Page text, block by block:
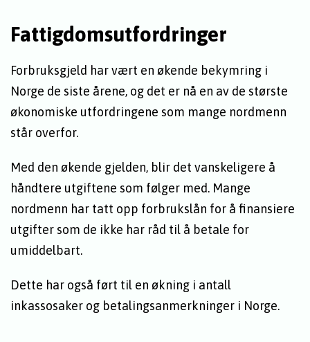
Fattigdomsutfordringer
Forbruksgjeld har vært en økende bekymring i
Norge de siste årene, og det er nå en av de største
økonomiske utfordringene som mange nordmenn
står overfor.
Med den økende gjelden, blir det vanskeligere å
håndtere utgiftene som følger med. Mange
nordmenn har tatt opp forbrukslån for å finansiere
utgifter som de ikke har råd til å betale for
umiddelbart.
Dette har også ført til en økning i antall
inkassosaker og betalingsanmerkninger i Norge.